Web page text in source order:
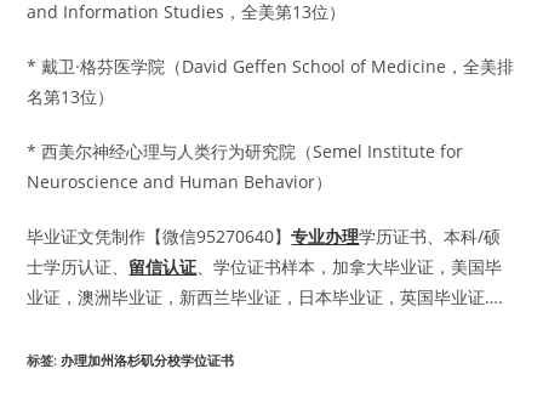
and Information Studies，全美第13位）
* 戴卫·格芬医学院（David Geffen School of Medicine，全美排
名第13位）
* 西美尔神经心理与人类行为研究院（Semel Institute for
Neuroscience and Human Behavior）
毕业证文凭制作【微信95270640】专业办理学历证书、本科/硕
士学历认证、 留信认证 、学位证书样本，加拿大毕业证，美国毕
业证，澳洲毕业证，新西兰毕业证，日本毕业证，英国毕业证….
标签: 办理加州洛杉矶分校学位证书